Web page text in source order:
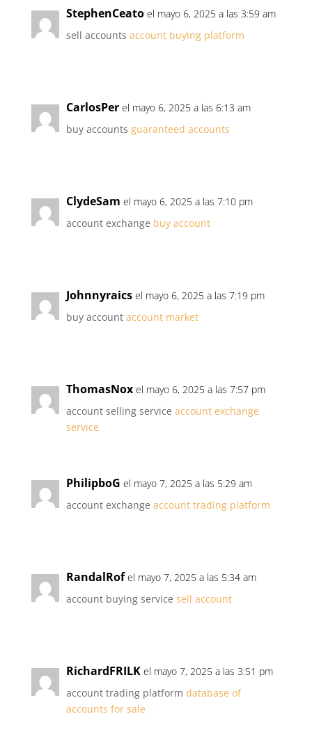
StephenCeato el mayo 6, 2025 a las 3:59 am
sell accounts account buying platform
CarlosPer el mayo 6, 2025 a las 6:13 am
buy accounts guaranteed accounts
ClydeSam el mayo 6, 2025 a las 7:10 pm
account exchange buy account
Johnnyraics el mayo 6, 2025 a las 7:19 pm
buy account account market
ThomasNox el mayo 6, 2025 a las 7:57 pm
account selling service account exchange
service
PhilipboG el mayo 7, 2025 a las 5:29 am
account exchange account trading platform
RandalRof el mayo 7, 2025 a las 5:34 am
account buying service sell account
RichardFRILK el mayo 7, 2025 a las 3:51 pm
account trading platform database of
accounts for sale